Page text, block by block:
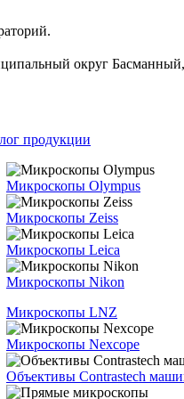
округ
продукции
Микроскопы Olympus
Микроскопы Zeiss
Микроскопы Leica
Микроскопы Nikon
Микроскопы LNZ
Микроскопы Nexcope
Объективы Contrastech